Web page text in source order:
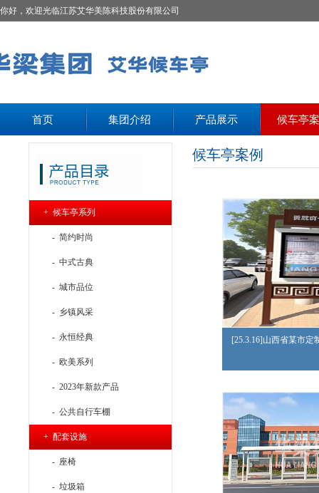
你好，欢迎光临江苏艾华美陈科技股份有限公司
首页 集团介绍 产品展示 候车亭
+ 候车亭系列
- 简约时尚
- 中式古典
- 城市品位
- 乡镇风采
- 永恒经典
- 欧美系列
- 2023年新款产品
- 公共自行车棚
+ 配套设施
- 座椅
- 垃圾箱
候车亭案例
[25.3.16]山西省某市定